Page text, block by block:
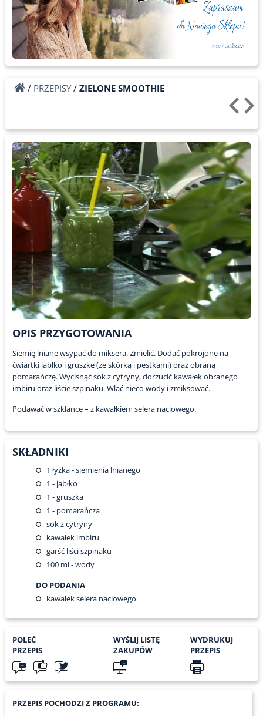
/ PRZEPISY/ ZIELONE SMOOTHIE
OPIS PRZYGOTOWANIA
Siemię lniane wsypać do miksera. Zmielić. Dodać pokrojone na
ćwiartki jabłko i gruszkę (ze skórką i pestkami) oraz obraną
pomarańczę. Wycisnąć sok z cytryny, dorzucić kawałek obranego
imbiru oraz liście szpinaku. Wlać nieco wody i zmiksować.
Podawać w szklance – z kawałkiem selera naciowego.
SKŁADNIKI
1 łyżka - siemienia lnianego
1 - jabłko
1 - gruszka
1 - pomarańcza
sok z cytryny
kawałek imbiru
garść liści szpinaku
100ml - wody
DO PODANIA
kawałek selera naciowego
POLEĆ
PRZEPIS
WYŚLIJ LISTĘ
ZAKUPÓW
WYDRUKUJ
PRZEPIS
PRZEPIS POCHODZI Z PROGRAMU: